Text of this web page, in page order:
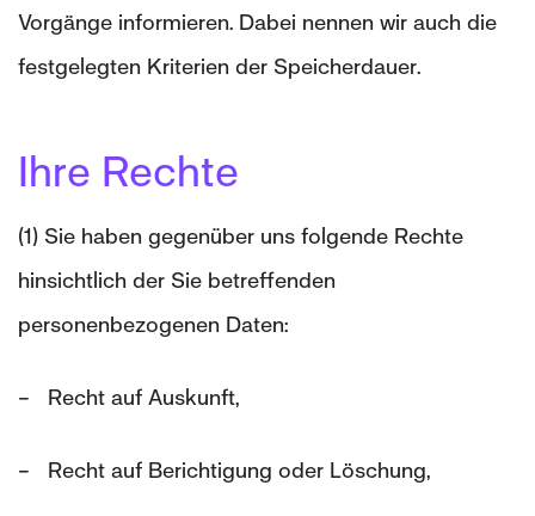
Vorgänge informieren. Dabei nennen wir auch die
festgelegten Kriterien der Speicherdauer.
Ihre Rechte
(1) Sie haben gegenüber uns folgende Rechte
hinsichtlich der Sie betreffenden
personenbezogenen Daten:
– Recht auf Auskunft,
– Recht auf Berichtigung oder Löschung,